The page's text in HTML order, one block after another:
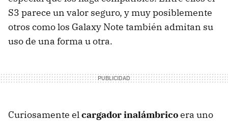
S3 parece un valor seguro, y muy posiblemente
otros como los Galaxy Note también admitan su
uso de una forma u otra.
Curiosamente el cargador inalámbricoera uno